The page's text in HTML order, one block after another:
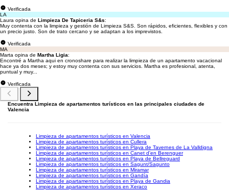
Verificada
LA
Laura opina de Limpieza De Tapiceria S&s:
Muy contenta con la limpieza y gestión de Limpieza S&S. Son rápidos, eficientes, flexibles y con
un precio justo. Son de trato cercano y se adaptan a los imprevistos.
Verificada
MA
Marta opina de Martha Ligia:
Encontré a Martha aqui en cronoshare para realizar la limpieza de un apartamento vacacional
hace ya dos meses; y estoy muy contenta con sus servicios. Martha es profesional, atenta,
puntual y muy...
Verificada
Encuentra Limpieza de apartamentos turísticos en las principales ciudades de
Valencia
Limpieza de apartamentos turísticos en Valencia
Limpieza de apartamentos turísticos en Cullera
Limpieza de apartamentos turísticos en Playa de Tavernes de La Valldigna
Limpieza de apartamentos turísticos en Canet d'en Berenguer
Limpieza de apartamentos turísticos en Playa de Bellreguard
Limpieza de apartamentos turísticos en Sagunt/Sagunto
Limpieza de apartamentos turísticos en Miramar
Limpieza de apartamentos turísticos en Gandía
Limpieza de apartamentos turísticos en Playa de Gandia
Limpieza de apartamentos turísticos en Xeraco